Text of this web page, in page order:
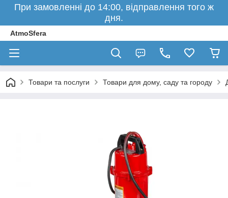
При замовленні до 14:00, відправлення того ж
дня.
AtmoSfera
Товари та послуги Товари для дому, саду та городу